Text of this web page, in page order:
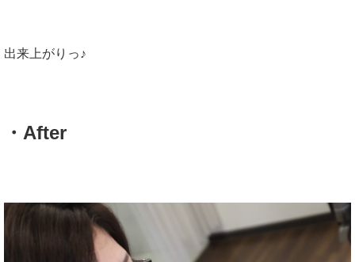
出来上がりっ♪
・After